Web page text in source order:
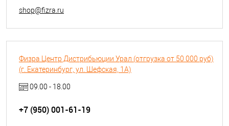
shop@fizra.ru
Физра Центр Дистрибьюции Урал (отгрузка от 50 000 руб)
(г. Екатеринбург, ул. Шефская, 1А)
09.00 - 18.00
+7 (950) 001-61-19